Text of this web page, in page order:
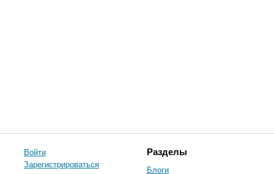
Войти
Зарегистрироваться
Разделы
Блоги